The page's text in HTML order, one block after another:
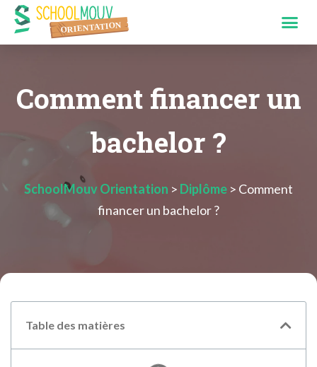
Comment financer un
bachelor ?
SchoolMouv Orientation > Diplôme > Comment
financer un bachelor ?
Table des matières